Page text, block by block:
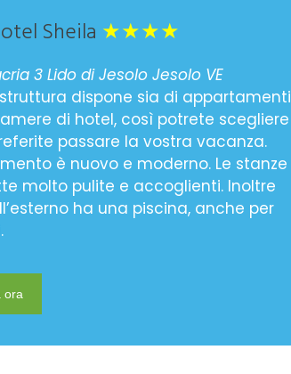
Sheila ★★★★
3 Lido di Jesolo Jesolo VE
dispone sia di appartamenti
di hotel, così potrete scegliere
passare la vostra vacanza.
è nuovo e moderno. Le stanze
molto pulite e accoglienti. Inoltre
ha una piscina, anche per
ora